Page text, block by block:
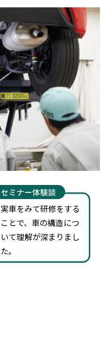
実車をみて研修をする
ことで、車の構造につ
いて理解が深まりまし
た。